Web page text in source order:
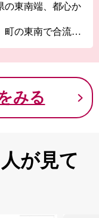
の東南端、都心か
町の東南で合流し
良瀬遊水地は、ラ
様な動植物の生息
水と共生する生業
みる
が見て